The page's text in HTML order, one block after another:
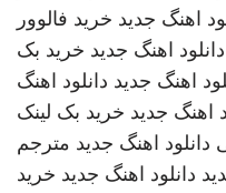
اهنگ جدید خرید فالوور
دانلود اهنگ جدید خرید بک
اهنگ جدید دانلود اهنگ
اهنگ جدید خرید بک لینک
دانلود اهنگ جدید مترجم
دانلود اهنگ جدید خرید